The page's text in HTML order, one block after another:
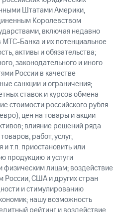
Штатами Америки,
Королевством
включая недавно
Банка и их потенциальное
активы и обязательства;
законодательного и иного
России в качестве
санкции и ограничения;
ставок и курсов обмена
стоимости российского рубля
цен на товары и акции
влияние решений ряда
работ, услуг,
т.п. приостановить или
продукцию и услуги
лицам; воздействие
России, США и других стран
и стимулированию
нашу возможность